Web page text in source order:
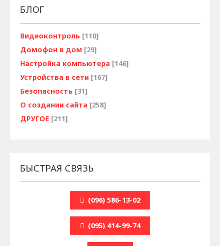
БЛОГ
Видеоконтроль [110]
Домофон в дом [29]
Настройка компьютера [146]
Устройства в сети [167]
Безопасность [31]
О создании сайта [258]
ДРУГОЕ [211]
БЫСТРАЯ СВЯЗЬ
(096) 586-13-02
(095) 414-99-74